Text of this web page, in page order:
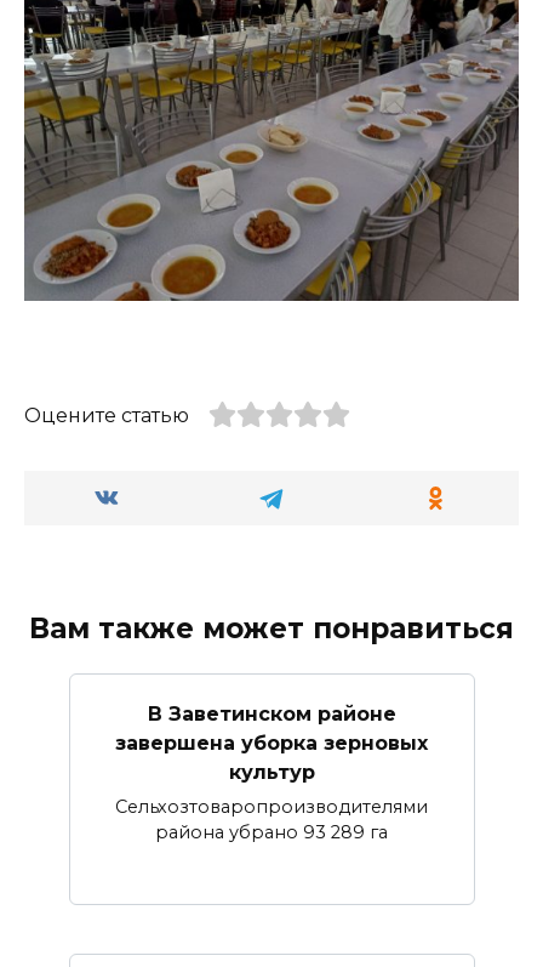
Оцените статью
Вам также может понравиться
В Заветинском районе
завершена уборка зерновых
культур
Сельхозтоваропроизводителями
района убрано 93 289 га